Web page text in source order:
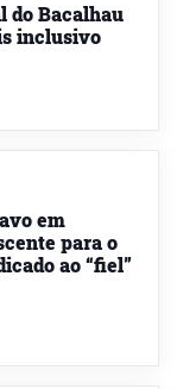
do Bacalhau
inclusivo
em
para o
ao “fiel”